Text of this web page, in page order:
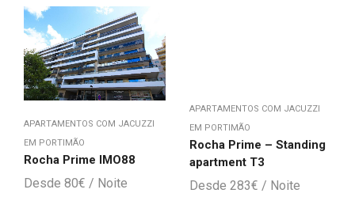
APARTAMENTOS COM JACUZZI
EM PORTIMÃO
Rocha Prime IMO88
80€
APARTAMENTOS COM JACUZZI
EM PORTIMÃO
Rocha Prime – Standing
apartment T3
283€